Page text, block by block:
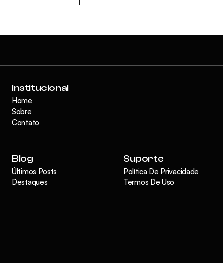
Institucional
Home
Sobre
Contato
Blog
Últimos Posts
Destaques
Suporte
Política De Privacidade
Termos De Uso